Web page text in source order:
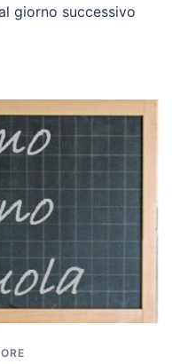
giorno successivo